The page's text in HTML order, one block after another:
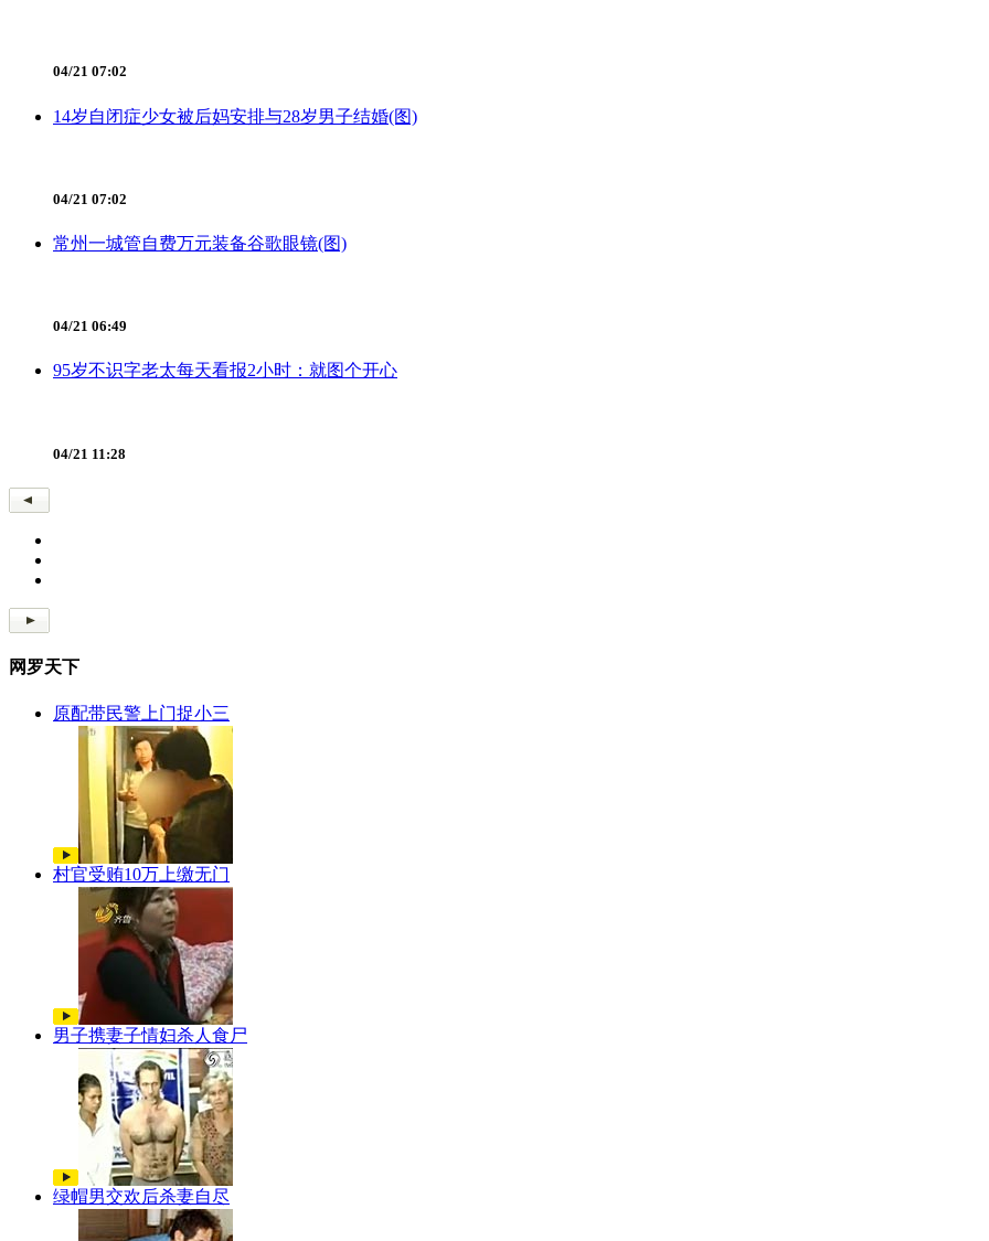
04/21 07:02
14岁自闭症少女被后妈安排与28岁男子结婚(图)
04/21 07:02
常州一城管自费万元装备谷歌眼镜(图)
04/21 06:49
95岁不识字老太每天看报2小时：就图个开心
04/21 11:28
网罗天下
原配带民警上门捉小三
村官受贿10万上缴无门
男子携妻子情妇杀人食尸
绿帽男交欢后杀妻自尽